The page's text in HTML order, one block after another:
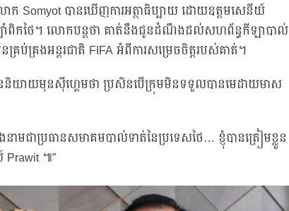
ក Somyot បានឃើញការអត្ថាធិប្បាយ ដោយឧត្តមសេនីយ៍
អូឡាំពិកថៃ។ លោកបន្តថា គាត់នឹងជូនដំណឹងដល់សហព័ន្ធកីឡាបាល់
គ្រងអន្តរជាតិ FIFA អំពីការសម្រេចចិត្តរបស់គាត់។
និយាយមុនស៊ីហ្គេមថា ប្រសិនបើក្រុមមិនទទួលបានមេដាយមាស
មជាប្រធានសមាគមបាល់ទាត់នៃប្រទេសថៃ… ខ្ញុំបានត្រៀមខ្លួន
Prawit ៕”